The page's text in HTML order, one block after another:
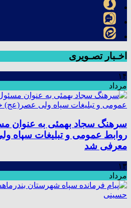
اخـبار تصـویری
۱۴
مرداد
سرهنگ سجاد بهمئی به عنوان
روابط عمومی و تبلیغات سپاه
معرفی شد
۱۳
مرداد